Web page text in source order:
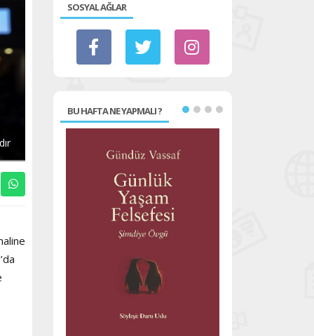
SOSYAL AĞLAR
BU HAFTA NE YAPMALI ?